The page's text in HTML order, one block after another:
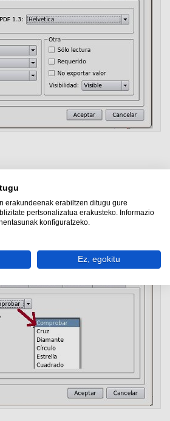
kontrolerako
erakundeenak erabiltzen ditugu gure
pertsonalizatua erakusteko. Informazio
konfiguratzeko.
Ez, egokitu